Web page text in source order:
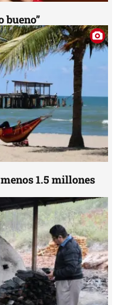
bueno”
1.5 millones